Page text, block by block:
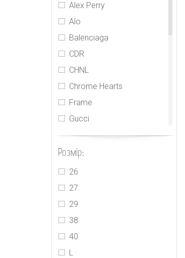
Alex Perry
Alo
Balenciaga
CDR
CHNL
Chrome Hearts
Frame
Gucci
Herlian
Isabel Marant
Jacquemus
Loewe
MIU MIU
Off-White
Pony Stone
PRADA
Розмір:
26
27
29
38
40
L